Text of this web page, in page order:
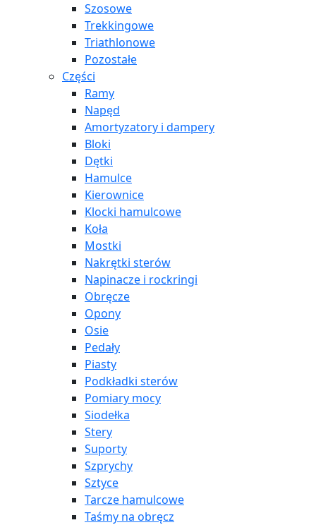
Szosowe
Trekkingowe
Triathlonowe
Pozostałe
Części
Ramy
Napęd
Amortyzatory i dampery
Bloki
Dętki
Hamulce
Kierownice
Klocki hamulcowe
Koła
Mostki
Nakrętki sterów
Napinacze i rockringi
Obręcze
Opony
Osie
Pedały
Piasty
Podkładki sterów
Pomiary mocy
Siodełka
Stery
Suporty
Szprychy
Sztyce
Tarcze hamulcowe
Taśmy na obręcz